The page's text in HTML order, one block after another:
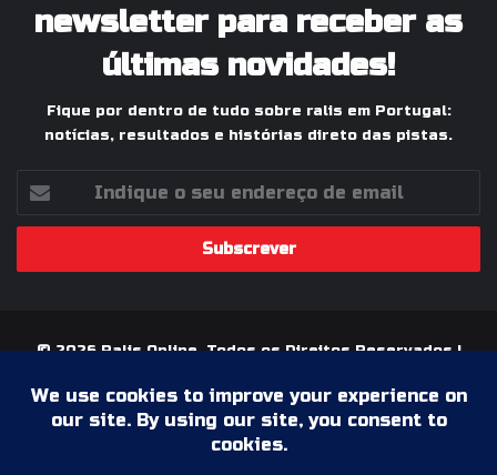
newsletter para receber as
últimas novidades!
Fique por dentro de tudo sobre ralis em Portugal:
notícias, resultados e histórias direto das pistas.
seu
de
© 2026 Ralis Online, Todos os Direitos Reservados |
Paixão pelos Ralis em Portugal
Termos & Condições
Política de Privacidade